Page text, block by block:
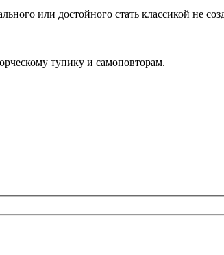
или достойного стать классикой не
тупику и самоповторам.